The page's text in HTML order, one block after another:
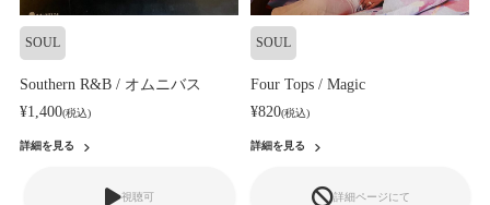
SOUL
Southern R&B / オムニバス
¥1,400(税込)
詳細を見る
視聴可
SOUL
Four Tops / Magic
¥820(税込)
詳細を見る
詳細ページにて